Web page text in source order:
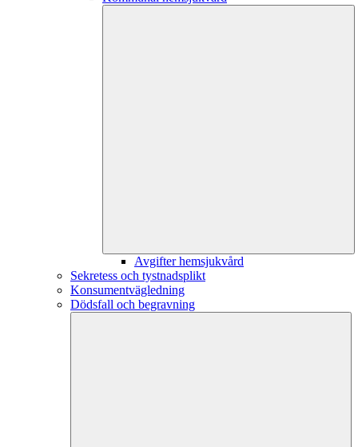
Avgifter hemsjukvård
Sekretess och tystnadsplikt
Konsumentvägledning
Dödsfall och begravning